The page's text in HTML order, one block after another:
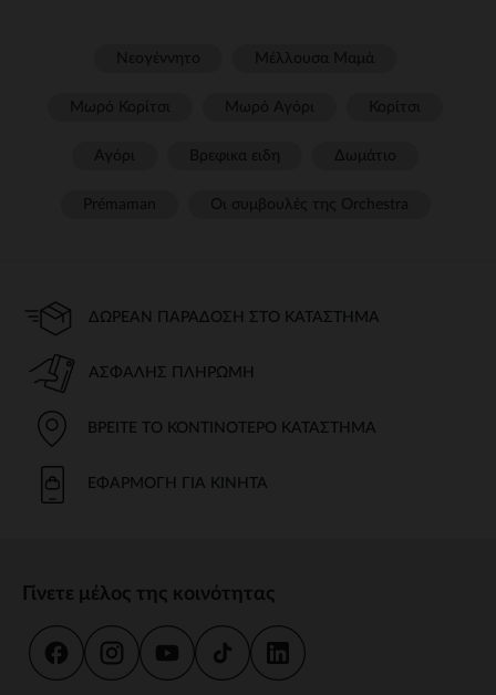
ΔΩΡΕΆΝ ΠΑΡΆΔΟΣΗ ΣΤΟ ΚΑΤΆΣΤΗΜΑ
ΑΣΦΑΛΉΣ ΠΛΗΡΩΜΉ
ΒΡΕΊΤΕ ΤΟ ΚΟΝΤΙΝΌΤΕΡΟ ΚΑΤΆΣΤΗΜΑ
ΕΦΑΡΜΟΓΉ ΓΙΑ ΚΙΝΗΤΆ
Γίνετε μέλος της κοινότητας